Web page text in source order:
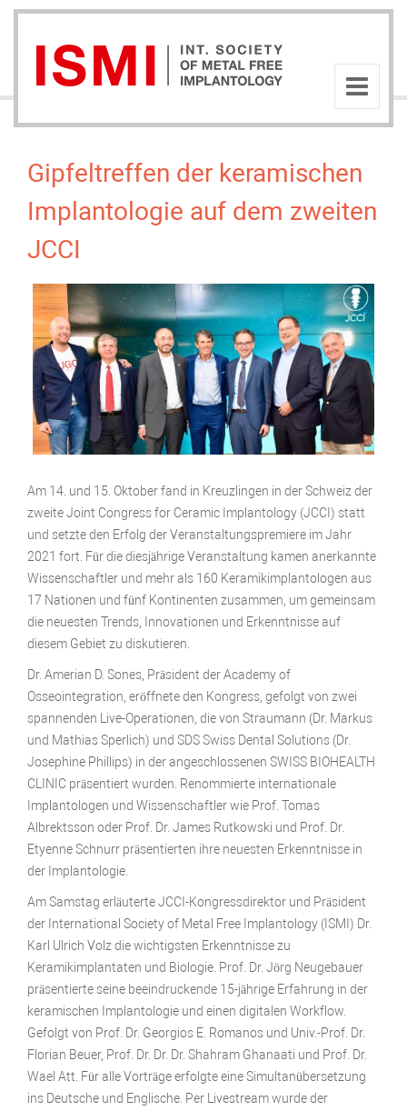
Gipfeltreffen der keramischen
Implantologie auf dem zweiten
JCCI
Am 14. und 15. Oktober fand in Kreuzlingen in der Schweiz der
zweite Joint Congress for Ceramic Implantology (JCCI) statt
und setzte den Erfolg der Veranstaltungspremiere im Jahr
2021 fort. Für die diesjährige Veranstaltung kamen anerkannte
Wissenschaftler und mehr als 160 Keramikimplantologen aus
17 Nationen und fünf Kontinenten zusammen, um gemeinsam
die neuesten Trends, Innovationen und Erkenntnisse auf
diesem Gebiet zu diskutieren.
Dr. Amerian D. Sones, Präsident der Academy of
Osseointegration, eröffnete den Kongress, gefolgt von zwei
spannenden Live-Operationen, die von Straumann (Dr. Markus
und Mathias Sperlich) und SDS Swiss Dental Solutions (Dr.
Josephine Phillips) in der angeschlossenen SWISS BIOHEALTH
CLINIC präsentiert wurden. Renommierte internationale
Implantologen und Wissenschaftler wie Prof. Tomas
Albrektsson oder Prof. Dr. James Rutkowski und Prof. Dr.
Etyenne Schnurr präsentierten ihre neuesten Erkenntnisse in
der Implantologie.
Am Samstag erläuterte JCCI-Kongressdirektor und Präsident
der International Society of Metal Free Implantology (ISMI) Dr.
Karl Ulrich Volz die wichtigsten Erkenntnisse zu
Keramikimplantaten und Biologie. Prof. Dr. Jörg Neugebauer
präsentierte seine beeindruckende 15-jährige Erfahrung in der
keramischen Implantologie und einen digitalen Workflow.
Gefolgt von Prof. Dr. Georgios E. Romanos und Univ.-Prof. Dr.
Florian Beuer, Prof. Dr. Dr. Dr. Shahram Ghanaati und Prof. Dr.
Wael Att. Für alle Vorträge erfolgte eine Simultanübersetzung
ins Deutsche und Englische. Per Livestream wurde der